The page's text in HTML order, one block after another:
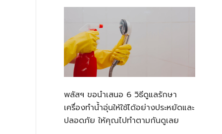
พลัสฯ ขอนำเสนอ 6 วิธีดูแลรักษา
เครื่องทำน้ำอุ่นให้ใช้ได้อย่างประหยัดและ
ปลอดภัย ให้คุณไปทำตามกันดูเลย